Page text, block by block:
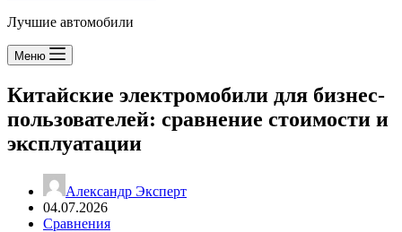
Лучшие автомобили
Меню
Китайские электромобили для бизнес-
пользователей: сравнение стоимости и
эксплуатации
Александр Эксперт
04.07.2026
Сравнения